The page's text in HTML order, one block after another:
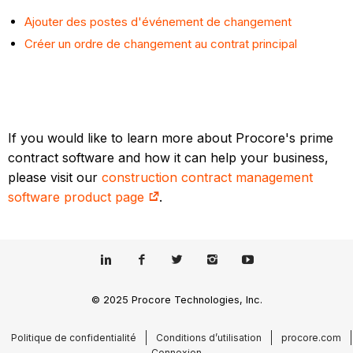
Ajouter des postes d'événement de changement
Créer un ordre de changement au contrat principal
If you would like to learn more about Procore's prime
contract software and how it can help your business,
please visit ourconstruction contract management
software product page
.
© 2025 Procore Technologies, Inc.
Politique de confidentialité Conditions d’utilisation
procore.com